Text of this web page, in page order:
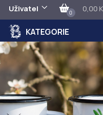
Uživatel 0 0,00
KATEGORIE